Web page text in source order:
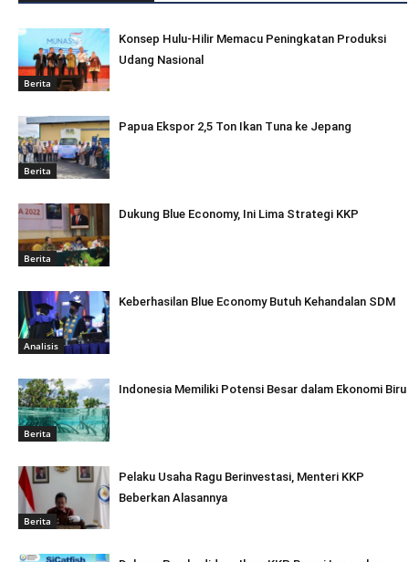
Berita
Konsep Hulu-Hilir Memacu Peningkatan Produksi
Udang Nasional
Berita
Papua Ekspor 2,5 Ton Ikan Tuna ke Jepang
Berita
Dukung Blue Economy, Ini Lima Strategi KKP
Analisis
Keberhasilan Blue Economy Butuh Kehandalan SDM
Berita
Indonesia Memiliki Potensi Besar dalam Ekonomi Biru
Berita
Pelaku Usaha Ragu Berinvestasi, Menteri KKP
Beberkan Alasannya